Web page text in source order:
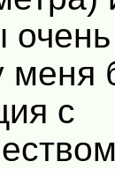
меня
с